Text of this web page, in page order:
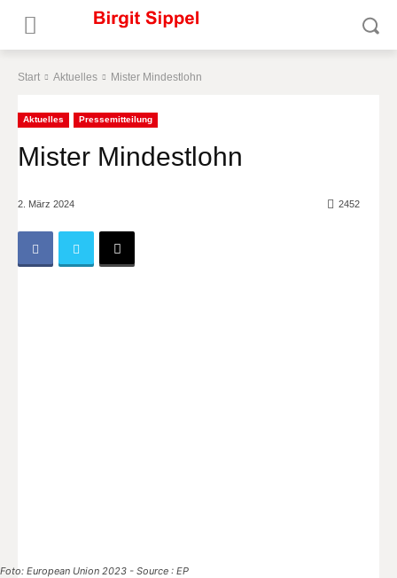
Start Aktuelles Mister Mindestlohn
Aktuelles Pressemitteilung
Mister Mindestlohn
2. März 2024 2452
Foto: European Union 2023 - Source : EP